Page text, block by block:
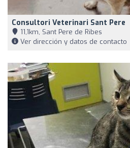
Consultori Veterinari Sant Pere
11,1km, Sant Pere de Ribes
Ver dirección y datos de contacto